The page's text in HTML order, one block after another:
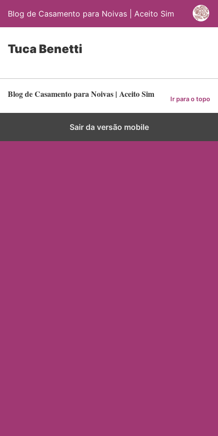
Blog de Casamento para Noivas | Aceito Sim
Tuca Benetti
Blog de Casamento para Noivas | Aceito Sim Ir para o topo
Sair da versão mobile